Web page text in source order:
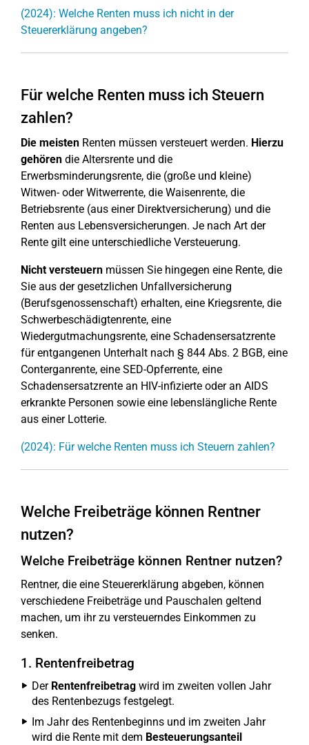
(2024): Welche Renten muss ich nicht in der
Steuererklärung angeben?
Für welche Renten muss ich Steuern
zahlen?
Die meisten Renten müssen versteuert werden. Hierzu
gehören die Altersrente und die
Erwerbsminderungsrente, die (große und kleine)
Witwen- oder Witwerrente, die Waisenrente, die
Betriebsrente (aus einer Direktversicherung) und die
Renten aus Lebensversicherungen. Je nach Art der
Rente gilt eine unterschiedliche Versteuerung.
Nicht versteuern müssen Sie hingegen eine Rente, die
Sie aus der gesetzlichen Unfallversicherung
(Berufsgenossenschaft) erhalten, eine Kriegsrente, die
Schwerbeschädigtenrente, eine
Wiedergutmachungsrente, eine Schadensersatzrente
für entgangenen Unterhalt nach § 844 Abs. 2 BGB, eine
Conterganrente, eine SED-Opferrente, eine
Schadensersatzrente an HIV-infizierte oder an AIDS
erkrankte Personen sowie eine lebenslängliche Rente
aus einer Lotterie.
(2024): Für welche Renten muss ich Steuern zahlen?
Welche Freibeträge können Rentner
nutzen?
Welche Freibeträge können Rentner nutzen?
Rentner, die eine Steuererklärung abgeben, können
verschiedene Freibeträge und Pauschalen geltend
machen, um ihr zu versteuerndes Einkommen zu
senken.
1. Rentenfreibetrag
Der Rentenfreibetrag wird im zweiten vollen Jahr
des Rentenbezugs festgelegt.
Im Jahr des Rentenbeginns und im zweiten Jahr
wird die Rente mit dem Besteuerungsanteil